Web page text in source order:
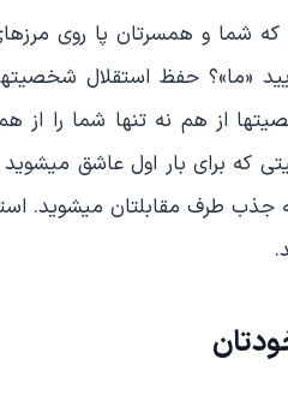
که شما و همسرتان پا روی
«ما»؟ حفظ استقلال
از هم نه تنها شما را از
که برای بار اول عاشق
طرف مقابلتان میشوید.